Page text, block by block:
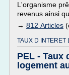
L'organisme
revenus ainsi
→ 812 Articles
TAUX D INTERET
PEL - Taux
logement